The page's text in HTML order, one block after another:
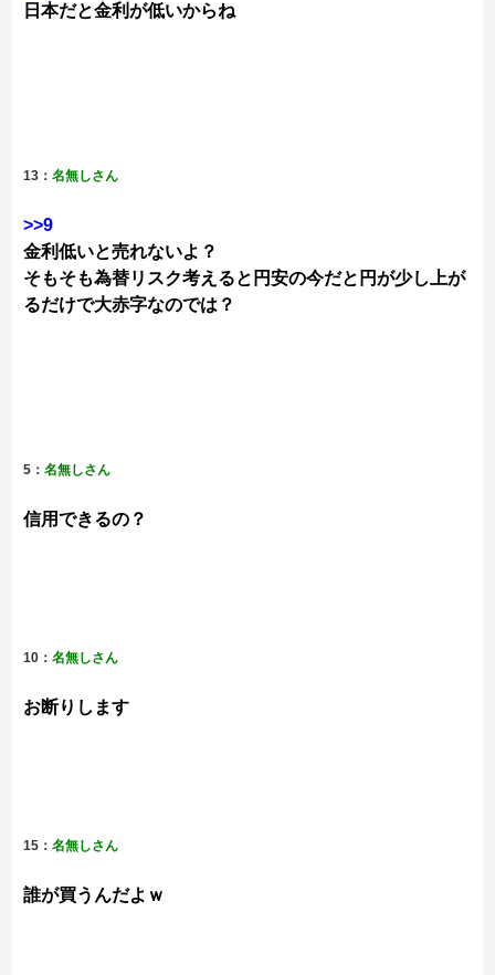
日本だと金利が低いからね
13：名無しさん
>>9
金利低いと売れないよ？
そもそも為替リスク考えると円安の今だと円が少し上が
るだけで大赤字なのでは？
5：名無しさん
信用できるの？
10：名無しさん
お断りします
15：名無しさん
誰が買うんだよｗ